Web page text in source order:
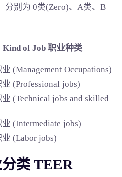
分别为 0类(Zero)、A类、B
Kind of Job 职业种类
(Management Occupations)
(Professional jobs)
(Technical jobs and skilled
(Intermediate jobs)
(Labor jobs)
类 TEER